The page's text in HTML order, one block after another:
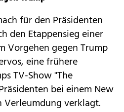
für den Präsidenten
den Etappensieg einer
Vorgehen gegen Trump
eine frühere
TV-Show "The
bei einem New
verklagt.